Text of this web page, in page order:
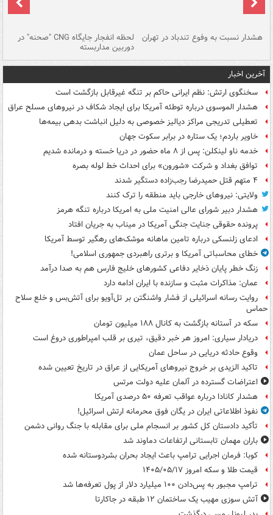
هشدار نسبت به وفوع تندباد در تهران لحظه انفجار جایگاه CNG "صحنه" در
دوربین مداربسته
آخرین اخبار
سخنگوی ارتش: نظم ایرانی حاکم بر تنگه غیرقابل بازگشت است
هشدار الموسوی درباره توطئه آمریکا برای ایجاد شکاف در نیروهای مسلح عراق
تعطیلی تدریجی مراکز دیالیز خصوصی به دلیل انباشت بدهی بیمه‌ها
خاویر باردم؛ یک ستاره در برابر سکوت جهان
خدمه ناو لینکلن: پس از ۸ ماه حضور در دریا خسته و درمانده‌ شدیم
توافق بغداد و شرکت «شورون» برای احداث خط لوله بصره
۴ متهم قتل حمیدرضا رجب‌زاده دستگیر شدند
ولایتی: نیروهای خارجی باید منطقه را ترک کنند
هشدار دبیر شورای عالی امنیت ملی به امریکا درباره تنگه هرمز
پرونده حقوقی جنایت جنگی آمریکا در میناب به جریان افتاد
ادعای زلنسکی درباره تامین ماهانه موشک‌های رهگیر توسط آمریکا
خطای محاسباتی آمریکا و برتری راهبردی جمهوری اسلامی!
زنگ خطر پایان ذخایر دفاعی کشورهای خلیج فارس هم به صدا درآمد
عمان: مذاکرات مثبت و سازنده با ایران ادامه دارد
روایت رسانه اسرائیلی از فشار واشنگتن بر تل‌آویو برای آتش‌بس و خلع سلاح
حماس
سکه در آستانه بازگشت به کانال ۱۸۸ میلیون تومان
دریادار سیاری: امروز هر خبر دقیق، تیری بر قلب امپراطوری دروغ است
وقوع حادثه دریایی در ساحل عمان
تاکید الزیدی بر خروج نیروهای آمریکایی از عراق در تاریخ تعیین شده
اعتراضات گسترده در آلمان علیه دولت مرتس
هشدار کانادا درباره عواقب تعرفه ۵۰ درصدی آمریکا
نفوذ اطلاعاتی ایران در یگان فوق محرمانه ارتش اسرائیل!
تأکید دادستان کل کشور بر انسجام ملی برای مقابله با جنگ روانی دشمن
باران مهمان تابستانی ارتفاعات دماوند شد
کوبا: فرمان اجرایی ترامپ باعث ایجاد بحران بشردوستانه شده
قیمت طلا و سکه امروز ۱۴۰۵/۰۵/۱۷
ترامپ مجبور به پس‌دادن ۱۰۰ میلیارد دلار از پول تعرفه‌ها شد
آتش سوزی مهیب یک ساختمان ۱۲ طبقه در جاکارتا